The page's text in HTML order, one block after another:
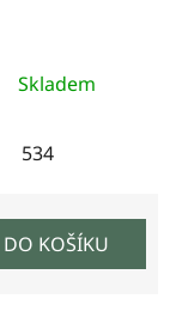
Skladem
534
DO KOŠÍKU